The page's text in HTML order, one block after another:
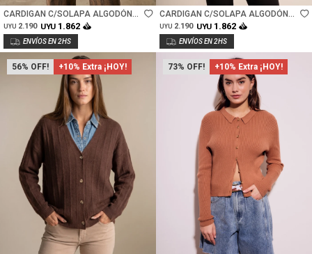
CARDIGAN C/SOLAPA ALGODÓN
ELASTANO - BEIGE MELANGE
UYU 2.190 UYU 1.862
CARDIGAN C/SOLAPA ALGODÓN
ELASTANO - GRIS MELANGE
UYU 2.190 UYU 1.862
56 +10% Extra ¡HOY! 73 +10% Extra ¡HOY!